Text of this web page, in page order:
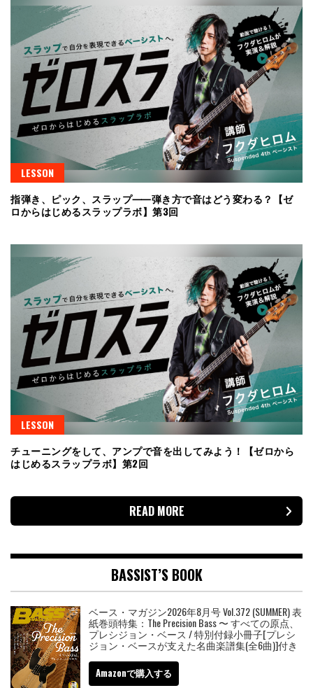
LESSON
指弾き、ピック、スラップ⸺弾き方で音はどう変わる？【ゼ
ロからはじめるスラップラボ】第3回
LESSON
チューニングをして、アンプで音を出してみよう！【ゼロから
はじめるスラップラボ】第2回
READ MORE
BASSIST’S BOOK
ベース・マガジン2026年8月号 Vol.372 (SUMMER) 表
紙巻頭特集：The Precision Bass 〜 すべての原点、
プレシジョン・ベース / 特別付録小冊子[プレシ
ジョン・ベースが支えた名曲楽譜集(全6曲)]付き
Amazonで購入する